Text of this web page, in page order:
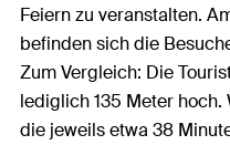
Feiern zu veranstalten.
befinden sich die
Zum Vergleich: Die
lediglich 135 Meter
die jeweils etwa 38